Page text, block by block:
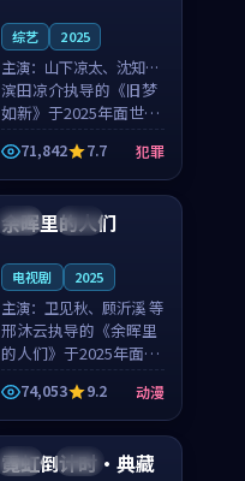
综艺 2025
主演： 山下凉太、沈知韵
等
滨田凉介执导的《旧梦
如新》于2025年面世，
中国台湾的城市气质与
异国相遇的人物心境共
同构筑了影片基调。山
下凉太、沈知韵用细腻
的表演撑起整部犯罪
71,842 7.7 犯罪
泰国 完结
余晖里的人们
电视剧 2025
主演： 卫见秋、顾沂溪 等
邢沐云执导的《余晖里
的人们》于2025年面
世，泰国的城市气质与
小镇生活的人物心境共
同构筑了影片基调。卫
见秋、顾沂溪用细腻的
表演撑起整部动漫电
74,053 9.2 动漫
英国 杜比
霓虹倒计时·典藏